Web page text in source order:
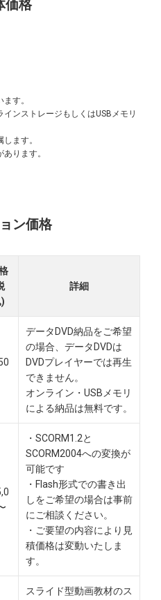
価格
す。
ンストレージもしくはUSBメモリ
ます。
ります。
ン価格
詳細
データDVD納品をご希望
の場合、データDVDは
DVDプレイヤーでは再生
できません。
オンライン・USBメモリ
による納品は無料です。​
・SCORM1.2と
SCORM2004への変換が
可能です
・Flash形式での書き出
しをご希望の場合は事前
にご相談ください。
・ご要望の内容により見
積価格は変動いたしま
す。
スライド型動画教材のス